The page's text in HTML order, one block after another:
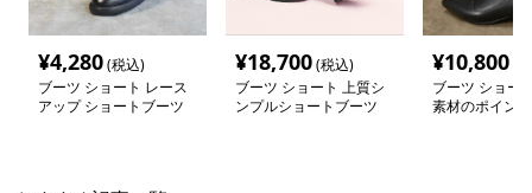
¥4,280(税込)
ブーツ ショート レース
アップ ショートブーツ
¥18,700(税込)
ブーツ ショート 上質シ
ンプルショートブーツ
¥10,800
ブーツ ショー
素材のポイン